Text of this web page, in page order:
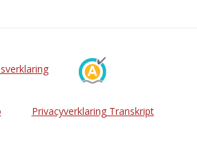
Privacyverklaring Transkript